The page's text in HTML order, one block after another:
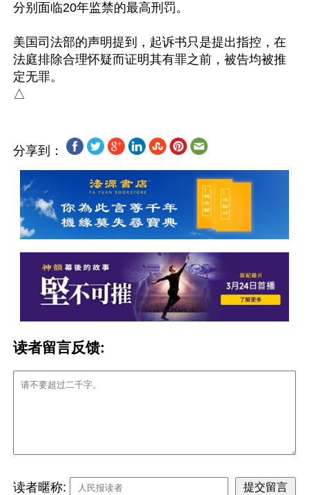
分别面临20年监禁的最高刑罚。
美国司法部的声明提到，起诉书只是提出指控，在
法庭排除合理怀疑而证明其有罪之前，被告均被推
定无罪。
分享到：
读者留言反馈:
读者暱称: